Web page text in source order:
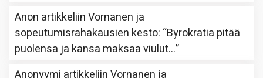
Anon artikkeliinVornanen ja
sopeutumisrahakausien kesto: “Byrokratia pitää
puolensa ja kansa maksaa viulut…”
Anonyymi artikkeliinVornanen ja